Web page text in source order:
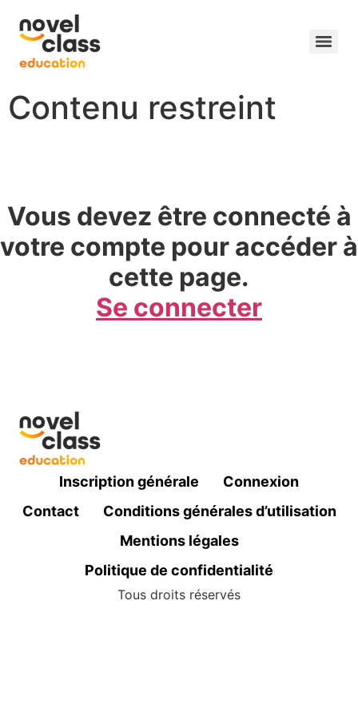
Contenu restreint
Vous devez être connecté à
votre compte pour accéder à
cette page.
Se connecter
Inscription générale
Connexion
Contact
Conditions générales d’utilisation
Mentions légales
Politique de confidentialité
Tous droits réservés